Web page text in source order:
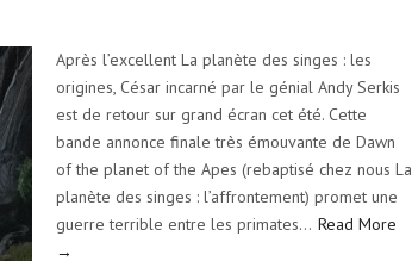
Après l’excellent La planète des singes : les
origines, César incarné par le génial Andy Serkis
est de retour sur grand écran cet été. Cette
bande annonce finale très émouvante de Dawn
of the planet of the Apes (rebaptisé chez nous La
planète des singes : l’affrontement) promet une
guerre terrible entre les primates… Read More
→